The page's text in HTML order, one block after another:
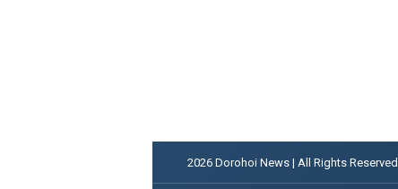
2026 Dorohoi News | All Rights Reserved